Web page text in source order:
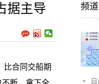
据主导
合同交船期
频道